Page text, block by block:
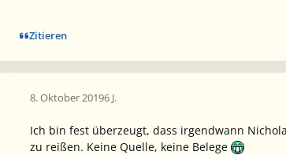
Zitieren
8. Oktober 20196 J.
Ich bin fest überzeugt, dass irgendwann
zu reißen. Keine Quelle, keine Belege